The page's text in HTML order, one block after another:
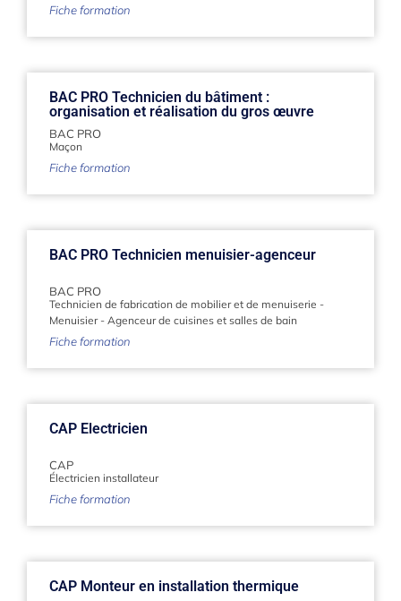
Fiche formation
BAC PRO Technicien du bâtiment :
organisation et réalisation du gros œuvre
BAC PRO
Maçon
Fiche formation
BAC PRO Technicien menuisier-agenceur
BAC PRO
Technicien de fabrication de mobilier et de menuiserie -
Menuisier- Agenceur de cuisines et salles de bain
Fiche formation
CAP Electricien
CAP
Électricien installateur
Fiche formation
CAP Monteur en installation thermique